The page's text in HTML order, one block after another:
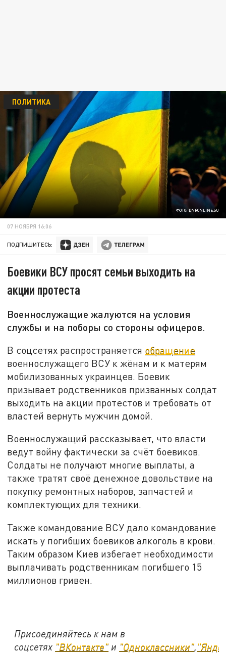
ФОТО: DNRONLINE.SU
ПОЛИТИКА
07 НОЯБРЯ 16:06
ПОДПИШИТЕСЬ:
Боевики ВСУ просят семьи выходить на
акции протеста
Военнослужащие жалуются на условия
службы и на поборы со стороны офицеров.
В соцсетях распространяется обращение
военнослужащего ВСУ к жёнам и к матерям
мобилизованных украинцев. Боевик
призывает родственников призванных солдат
выходить на акции протестов и требовать от
властей вернуть мужчин домой.
Военнослужащий рассказывает, что власти
ведут войну фактически за счёт боевиков.
Солдаты не получают многие выплаты, а
также тратят своё денежное довольствие на
покупку ремонтных наборов, запчастей и
комплектующих для техники.
Также командование ВСУ дало командование
искать у погибших боевиков алкоголь в крови.
Таким образом Киев избегает необходимости
выплачивать родственникам погибшего 15
миллионов гривен.
Присоединяйтесь к нам в
соцсетях "ВКонтакте" и "Одноклассники"